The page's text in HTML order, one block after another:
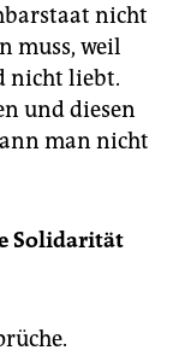
nicht
muss, weil
nicht liebt.
und diesen
man nicht
Solidarität